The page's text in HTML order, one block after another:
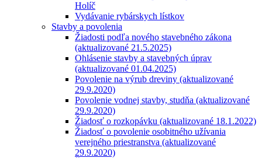
Holíč
Vydávanie rybárskych lístkov
Stavby a povolenia
Žiadosti podľa nového stavebného zákona
(aktualizované 21.5.2025)
Ohlásenie stavby a stavebných úprav
(aktualizované 01.04.2025)
Povolenie na výrub dreviny (aktualizované
29.9.2020)
Povolenie vodnej stavby, studňa (aktualizované
29.9.2020)
Žiadosť o rozkopávku (aktualizované 18.1.2022)
Žiadosť o povolenie osobitného užívania
verejného priestranstva (aktualizované
29.9.2020)